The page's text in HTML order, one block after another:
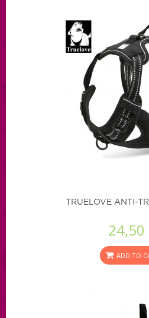
TRUELOVE ANTI-
24,50
ADD TO